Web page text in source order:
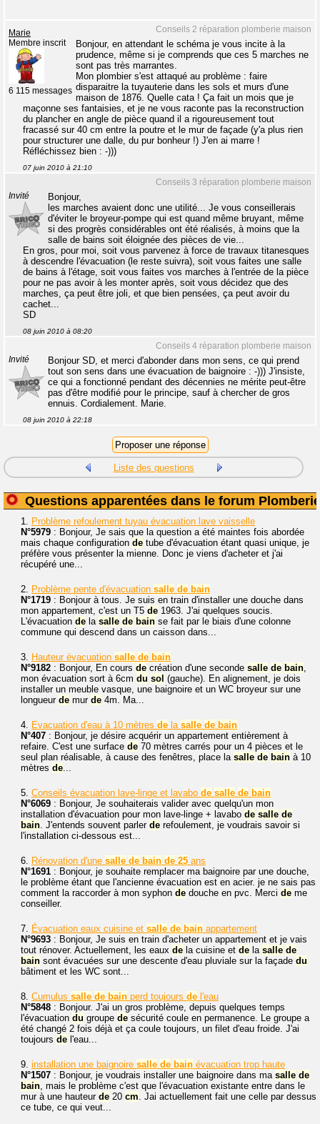
Conseils 2 réparation plomberie maison
Marie
Membre inscrit
6 115 messages
Bonjour, en attendant le schéma je vous incite à la
prudence, même si je comprends que ces 5 marches ne
sont pas très marrantes.
Mon plombier s'est attaqué au problème : faire
disparaitre la tuyauterie dans les sols et murs d'une
maison de 1876. Quelle cata ! Ça fait un mois que je
maçonne ses fantaisies, et je ne vous raconte pas la reconstruction
du plancher en angle de pièce quand il a rigoureusement tout
fracassé sur 40 cm entre la poutre et le mur de façade (y'a plus rien
pour structurer une dalle, du pur bonheur !) J'en ai marre !
Réfléchissez bien : -)))
07 juin 2010 à 21:10
Conseils 3 réparation plomberie maison
Invité
Bonjour,
les marches avaient donc une utilité... Je vous conseillerais
d'éviter le broyeur-pompe qui est quand même bruyant, même
si des progrès considérables ont été réalisés, à moins que la
salle de bains soit éloignée des pièces de vie...
En gros, pour moi, soit vous parvenez à force de travaux titanesques
à descendre l'évacuation (le reste suivra), soit vous faites une salle
de bains à l'étage, soit vous faites vos marches à l'entrée de la pièce
pour ne pas avoir à les monter après, soit vous décidez que des
marches, ça peut être joli, et que bien pensées, ça peut avoir du
cachet...
SD
08 juin 2010 à 08:20
Conseils 4 réparation plomberie maison
Invité
Bonjour SD, et merci d'abonder dans mon sens, ce qui prend
tout son sens dans une évacuation de baignoire : -))) J'insiste,
ce qui a fonctionné pendant des décennies ne mérite peut-être
pas d'être modifié pour le principe, sauf à chercher de gros
ennuis. Cordialement. Marie.
08 juin 2010 à 22:18
Liste des questions
Questions apparentées dans le forum Plomberie
1. Problème refoulement tuyau évacuation lave vaisselle
N°5979 : Bonjour, Je sais que la question a été maintes fois abordée
mais chaque configuration de tube d'évacuation étant quasi unique, je
préfère vous présenter la mienne. Donc je viens d'acheter et j'ai
récupéré une...
2. Problème pente d'évacuation salle de bain
N°1719 : Bonjour à tous. Je suis en train d'installer une douche dans
mon appartement, c'est un T5 de 1963. J'ai quelques soucis.
L'évacuation de la salle de bain se fait par le biais d'une colonne
commune qui descend dans un caisson dans...
3. Hauteur évacuation salle de bain
N°9182 : Bonjour, En cours de création d'une seconde salle de bain,
mon évacuation sort à 6cm du sol (gauche). En alignement, je dois
installer un meuble vasque, une baignoire et un WC broyeur sur une
longueur de mur de 4m. Ma...
4. Evacuation d'eau à 10 mètres de la salle de bain
N°407 : Bonjour, je désire acquérir un appartement entièrement à
refaire. C'est une surface de 70 mètres carrés pour un 4 pièces et le
seul plan réalisable, à cause des fenêtres, place la salle de bain à 10
mètres de...
5. Conseils évacuation lave-linge et lavabo de salle de bain
N°6069 : Bonjour, Je souhaiterais valider avec quelqu'un mon
installation d'évacuation pour mon lave-linge + lavabo de salle de
bain. J'entends souvent parler de refoulement, je voudrais savoir si
l'installation ci-dessous est...
6. Rénovation d'une salle de bain de 25 ans
N°1691 : Bonjour, je souhaite remplacer ma baignoire par une douche,
le problème étant que l'ancienne évacuation est en acier. je ne sais pas
comment la raccorder à mon syphon de douche en pvc. Merci de me
conseiller.
7. Évacuation eaux cuisine et salle de bain appartement
N°9693 : Bonjour, Je suis en train d'acheter un appartement et je vais
tout rénover. Actuellement, les eaux de la cuisine et de la salle de
bain sont évacuées sur une descente d'eau pluviale sur la façade du
bâtiment et les WC sont...
8. Cumulus salle de bain perd toujours de l'eau
N°5848 : Bonjour. J'ai un gros problème, depuis quelques temps
l'évacuation du groupe de sécurité coule en permanence. Le groupe a
été changé 2 fois déjà et ça coule toujours, un filet d'eau froide. J'ai
toujours de l'eau...
9. installation une baignoire salle de bain évacuation trop haute
N°1507 : Bonjour, je voudrais installer une baignoire dans ma salle de
bain, mais le problème c'est que l'évacuation existante entre dans le
mur à une hauteur de 20 cm. Jai actuellement fait une celle par dessus
ce tube, ce qui veut...